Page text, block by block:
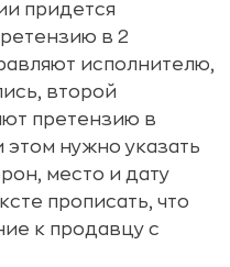
придется
в 2
исполнителю,
второй
претензию в
нужно указать
место и дату
прописать, что
к продавцу с